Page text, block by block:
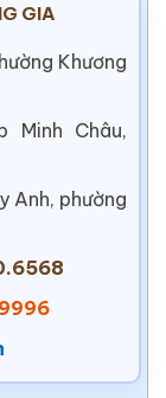
GIA
Khương
Minh Châu,
Anh, phường